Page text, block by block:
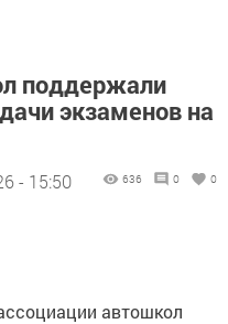
поддержали
экзаменов на
- 15:50 636 0 0
автошкол